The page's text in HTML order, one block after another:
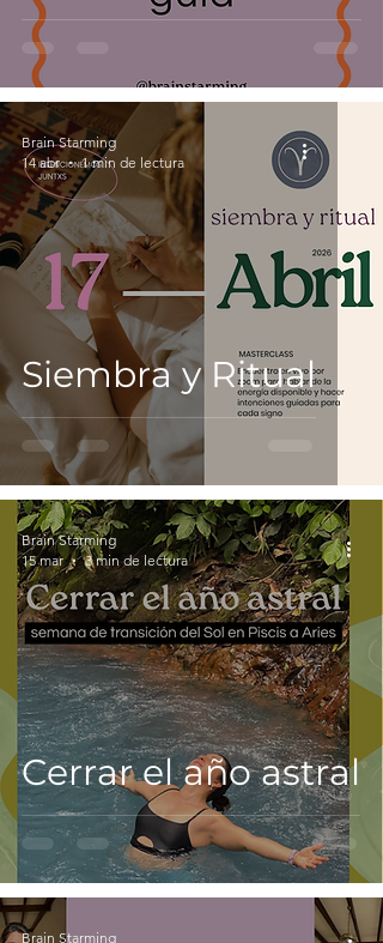
Siembra y Ritual
Brain Starming
14 abr
1 min de lectura
Cerrar el año astral
Brain Starming
15 mar
3 min de lectura
Brain Starming